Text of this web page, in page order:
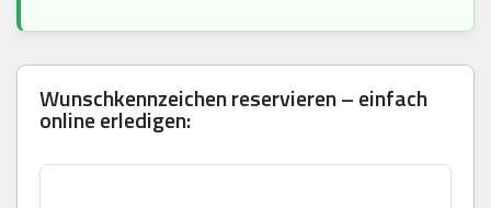
Wunschkennzeichen reservieren – einfach
online erledigen: